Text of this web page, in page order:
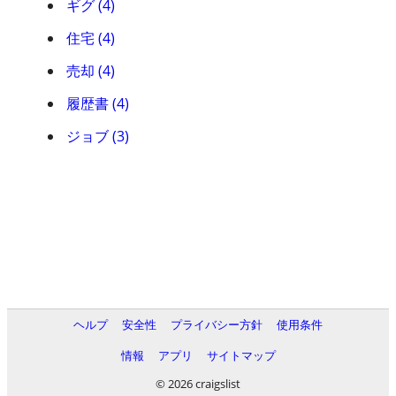
ギグ (4)
住宅 (4)
売却 (4)
履歴書 (4)
ジョブ (3)
ヘルプ 安全性 プライバシー方針
使用条件
情報
アプリ
サイトマップ
© 2026 craigslist